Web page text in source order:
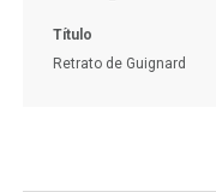
Título
Retrato de Guignard